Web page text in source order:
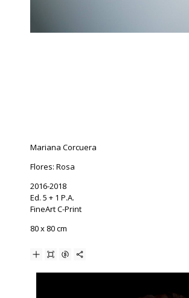
Mariana Corcuera
Flores: Rosa
2016-2018
Ed. 5 + 1 P.A.
FineArt C-Print
80 x 80 cm